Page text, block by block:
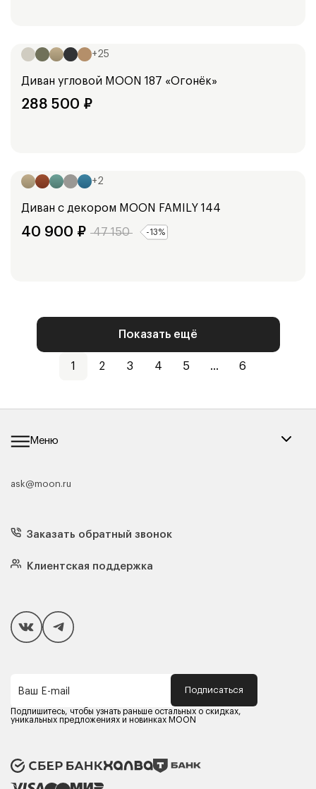
+25
Диван угловой MOON 187 «Огонёк»
288 500 ₽
+2
Диван с декором MOON FAMILY 144
40 900 ₽ 47 150 -13%
Показать ещё
1 2 3 4 5 ... 6
Меню
Каталог мебели
Кресла
Матрасы
Подушки
Чехлы и наматрасники
Покупателям
Способы оплаты
Компания MOON
Оферта
Политика конфиденциальности
Карьера в MOON
ask@moon.ru
Заказать обратный звонок
Клиентская поддержка
Ваш E-mail Подписаться
Подпишитесь, чтобы узнать раньше остальных о скидках,
уникальных предложениях и новинках MOON